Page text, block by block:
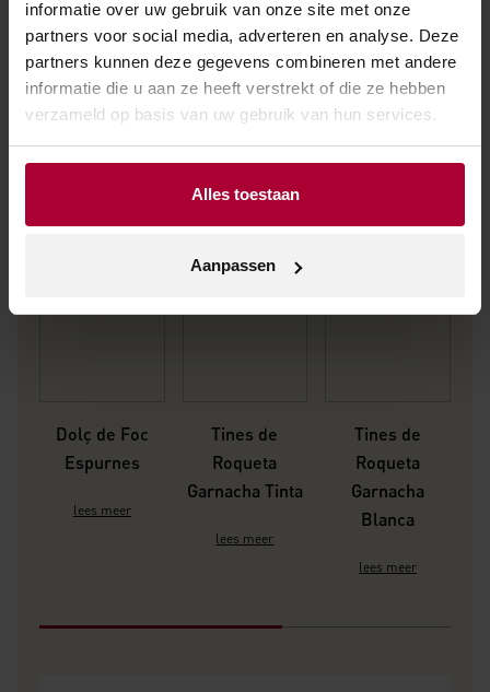
informatie over uw gebruik van onze site met onze
partners voor social media, adverteren en analyse. Deze
partners kunnen deze gegevens combineren met andere
informatie die u aan ze heeft verstrekt of die ze hebben
verzameld op basis van uw gebruik van hun services.
Alles toestaan
Aanpassen
Andere wijnen van Roqueta Origen
Dolç de Foc
Espurnes
lees meer
Tines de
Roqueta
Garnacha Tinta
lees meer
Tines de
Roqueta
Garnacha
Blanca
lees meer